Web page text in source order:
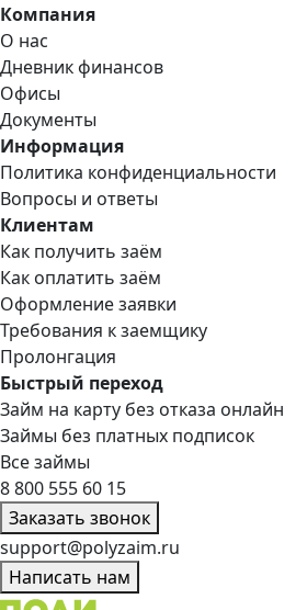
Компания
О нас
Дневник финансов
Офисы
Документы
Информация
Политика конфиденциальности
Вопросы и ответы
Клиентам
Как получить заём
Как оплатить заём
Оформление заявки
Требования к заемщику
Пролонгация
Быстрый переход
Займ на карту без отказа онлайн
Займы без платных подписок
Все займы
8 800 555 60 15
Заказать звонок
support@polyzaim.ru
Написать нам